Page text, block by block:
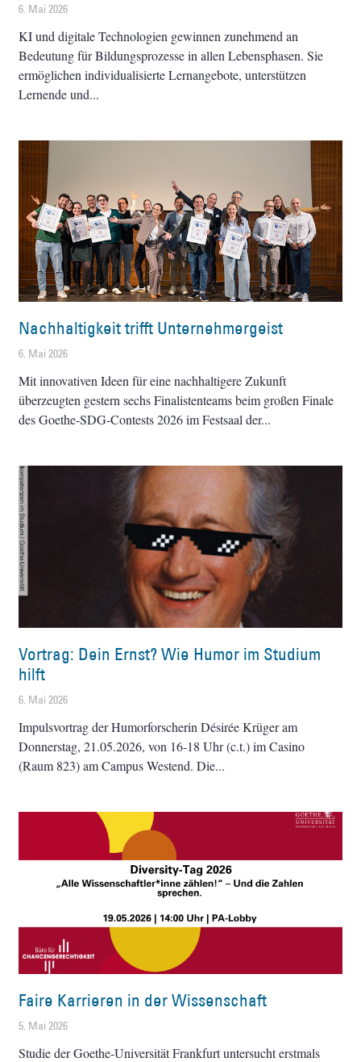
6. Mai 2026
KI und digitale Technologien gewinnen zunehmend an
Bedeutung für Bildungsprozesse in allen Lebensphasen. Sie
ermöglichen individualisierte Lernangebote, unterstützen
Lernende und
Nachhaltigkeit trifft Unternehmergeist
6. Mai 2026
Mit innovativen Ideen für eine nachhaltigere Zukunft
überzeugten gestern sechs Finalistenteams beim großen Finale
des Goethe-SDG-Contests 2026 im Festsaal der
Vortrag: Dein Ernst? Wie Humor im Studium
hilft
6. Mai 2026
Impulsvortrag der Humorforscherin Désirée Krüger am
Donnerstag, 21.05.2026, von 16-18 Uhr (c.t.) im Casino
(Raum 823) am Campus Westend. Die
Faire Karrieren in der Wissenschaft
5. Mai 2026
Studie der Goethe-Universität Frankfurt untersucht erstmals